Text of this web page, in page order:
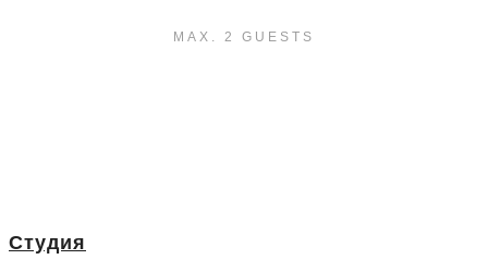
MAX. 2 GUESTS
Студия